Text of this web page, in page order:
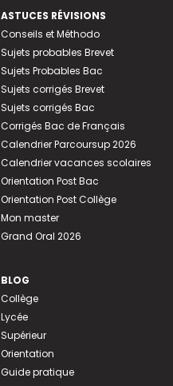
ASTUCES RÉVISIONS
Conseils et Méthodo
Sujets probables Brevet
Sujets Probables Bac
Sujets corrigés Brevet
Sujets corrigés Bac
Corrigés Bac de Français
Calendrier Parcoursup 2026
Calendrier vacances scolaires
Orientation Post Bac
Orientation Post Collège
Mon master
Grand Oral 2026
BLOG
Collège
Lycée
Supérieur
Orientation
Guide pratique